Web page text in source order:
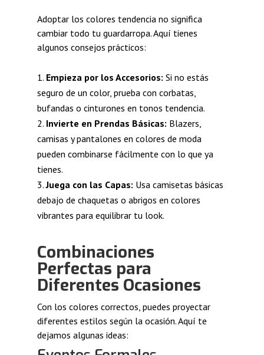
Adoptar los colores tendencia no significa
cambiar todo tu guardarropa. Aquí tienes
algunos consejos prácticos:
Empieza por los Accesorios: Si no estás
seguro de un color, prueba con corbatas,
bufandas o cinturones en tonos tendencia.
Invierte en Prendas Básicas: Blazers,
camisas y pantalones en colores de moda
pueden combinarse fácilmente con lo que ya
tienes.
Juega con las Capas: Usa camisetas básicas
debajo de chaquetas o abrigos en colores
vibrantes para equilibrar tu look.
Combinaciones
Perfectas para
Diferentes Ocasiones
Con los colores correctos, puedes proyectar
diferentes estilos según la ocasión. Aquí te
dejamos algunas ideas: